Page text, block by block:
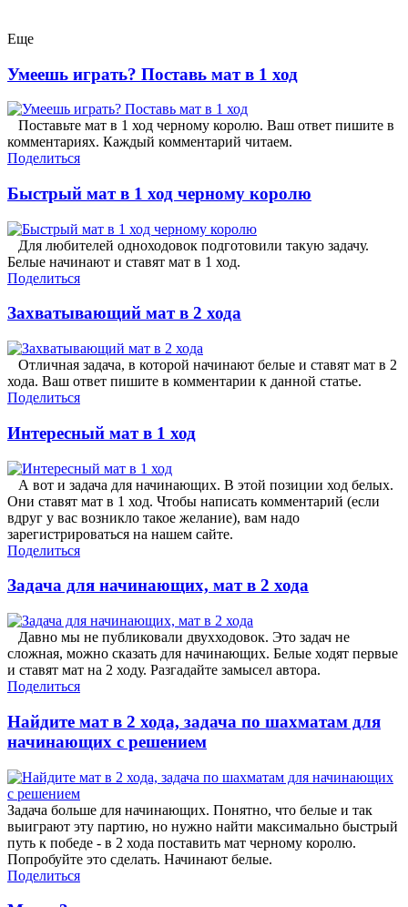
Еще
Умеешь играть? Поставь мат в 1 ход
Поставьте мат в 1 ход черному королю. Ваш ответ пишите в
комментариях. Каждый комментарий читаем.
Поделиться
Быстрый мат в 1 ход черному королю
Для любителей одноходовок подготовили такую задачу.
Белые начинают и ставят мат в 1 ход.
Поделиться
Захватывающий мат в 2 хода
Отличная задача, в которой начинают белые и ставят мат в 2
хода. Ваш ответ пишите в комментарии к данной статье.
Поделиться
Интересный мат в 1 ход
А вот и задача для начинающих. В этой позиции ход белых.
Они ставят мат в 1 ход. Чтобы написать комментарий (если
вдруг у вас возникло такое желание), вам надо
зарегистрироваться на нашем сайте.
Поделиться
Задача для начинающих, мат в 2 хода
Давно мы не публиковали двухходовок. Это задач не
сложная, можно сказать для начинающих. Белые ходят первые
и ставят мат на 2 ходу. Разгадайте замысел автора.
Поделиться
Найдите мат в 2 хода, задача по шахматам для
начинающих с решением
Задача больше для начинающих. Понятно, что белые и так
выиграют эту партию, но нужно найти максимально быстрый
путь к победе - в 2 хода поставить мат черному королю.
Попробуйте это сделать. Начинают белые.
Поделиться